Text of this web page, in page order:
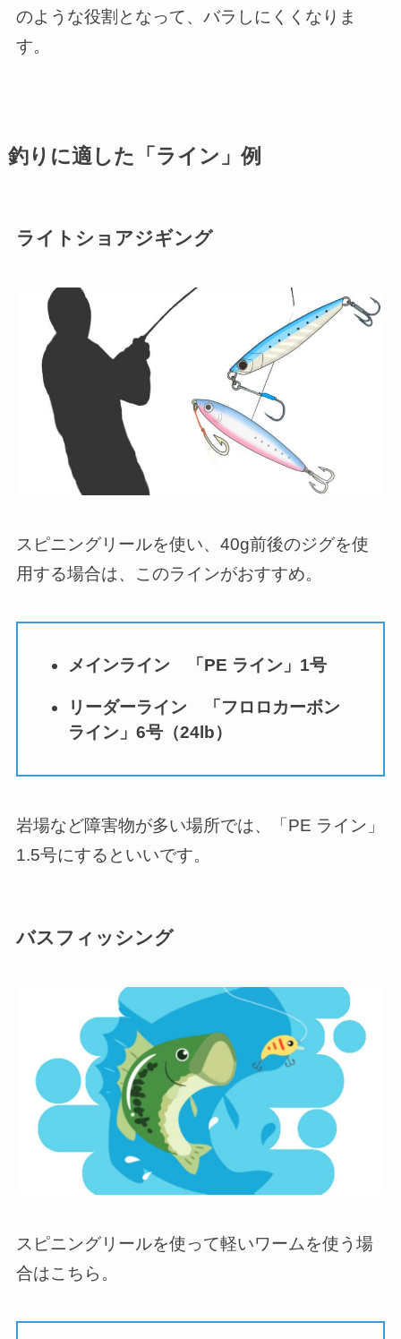
のような役割となって、バラしにくくなりま
す。
釣りに適した「ライン」例
ライトショアジギング
スピニングリールを使い、40g前後のジグを使
用する場合は、このラインがおすすめ。
メインライン 「PE ライン」1号
リーダーライン 「フロロカーボン
ライン」6号（24lb）
岩場など障害物が多い場所では、「PE ライン」
1.5号にするといいです。
バスフィッシング
スピニングリールを使って軽いワームを使う場
合はこちら。